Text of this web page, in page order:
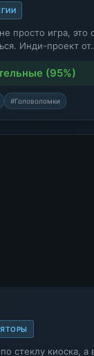
просто игра, это
Инди-проект
(95%)
#Головоломки
стеклу киоска, а